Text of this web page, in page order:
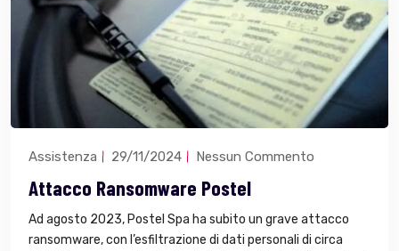
Assistenza 29/11/2024 Nessun Commento
Attacco Ransomware Postel
Ad agosto 2023, Postel Spa ha subito un grave attacco
ransomware, con l’esfiltrazione di dati personali di circa